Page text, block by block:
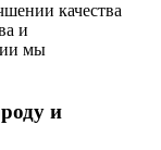
качества
и
мы
и